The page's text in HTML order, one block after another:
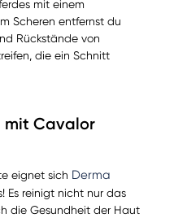
mit einem
Scheren entfernst du
Rückstände von
die ein Schnitt
mit Cavalor
eignet sich Derma
Es reinigt nicht nur das
die Gesundheit der Haut